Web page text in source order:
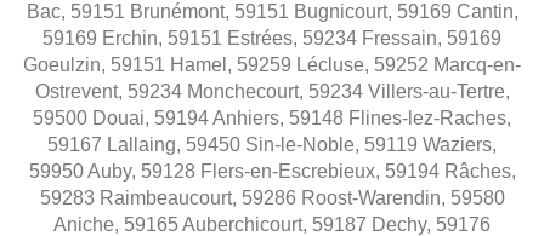
Bac, 59151 Brunémont, 59151 Bugnicourt, 59169 Cantin,
59169 Erchin, 59151 Estrées, 59234 Fressain, 59169
Goeulzin, 59151 Hamel, 59259 Lécluse, 59252 Marcq-en-
Ostrevent, 59234 Monchecourt, 59234 Villers-au-Tertre,
59500 Douai, 59194 Anhiers, 59148 Flines-lez-Raches,
59167 Lallaing, 59450 Sin-le-Noble, 59119 Waziers,
59950 Auby, 59128 Flers-en-Escrebieux, 59194 Râches,
59283 Raimbeaucourt, 59286 Roost-Warendin, 59580
Aniche, 59165 Auberchicourt, 59187 Dechy, 59176